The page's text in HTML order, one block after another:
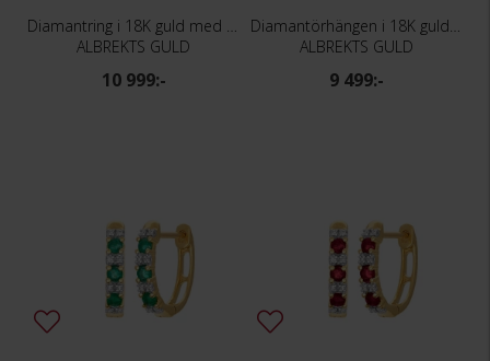
ALBREKTS GULD
10 999:-
ALBREKTS GULD
9 499:-